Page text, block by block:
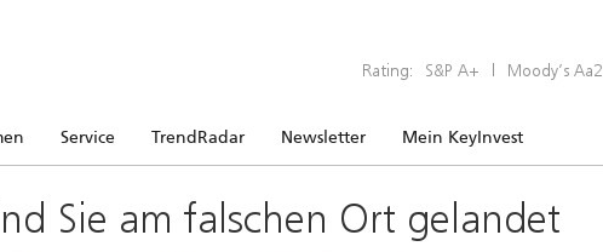
Rating: S&P A+ | Moody’s Aa2
Service TrendRadar Newsletter Mein KeyInvest
Sie am falschen Ort gelandet